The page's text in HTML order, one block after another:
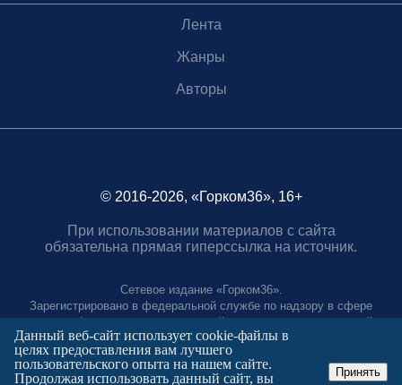
Лента
Жанры
Авторы
© 2016-2026, «Горком36», 16+
При использовании материалов с сайта
обязательна прямая гиперссылка на источник.
Сетевое издание «Горком36».
Зарегистрировано в федеральной службе по надзору в сфере
связи, информационных технологий и массовых коммуникаций.
Регистрационный номер ЭЛ № ФС77-88966 от 21 января 2025 г.
Учредитель: Муниципальное автономное учреждение "Агентство
городских коммуникаций"
Данный веб-сайт использует cookie-файлы в
целях предоставления вам лучшего
пользовательского опыта на нашем сайте.
Продолжая использовать данный сайт, вы
Принять